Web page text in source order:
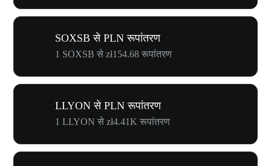
SOXSB से PLN रूपांतरण
1 SOXSB से zł154.68 रूपांतरण
LLYON से PLN रूपांतरण
1 LLYON से zł4.41K रूपांतरण